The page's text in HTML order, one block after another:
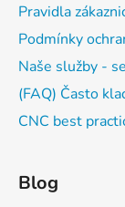
Pravidla
Podmínky
Naše služby -
(FAQ) Často
CNC best
Blog